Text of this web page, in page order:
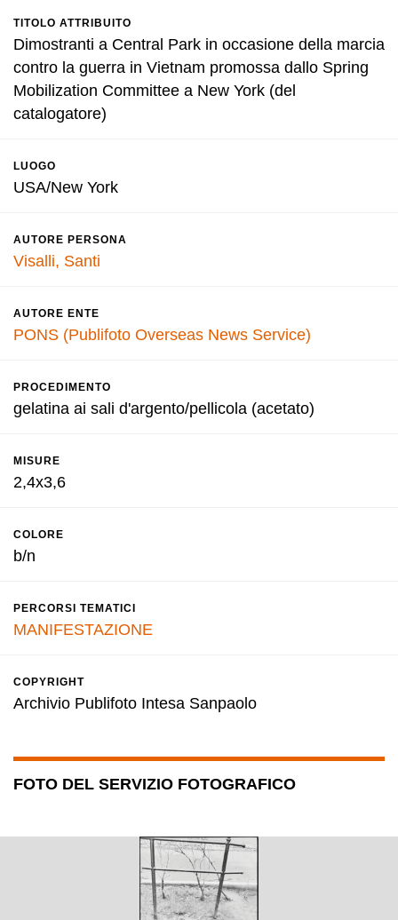
TITOLO ATTRIBUITO
Dimostranti a Central Park in occasione della marcia
contro la guerra in Vietnam promossa dallo Spring
Mobilization Committee a New York (del
catalogatore)
LUOGO
USA/New York
AUTORE PERSONA
Visalli, Santi
AUTORE ENTE
PONS (Publifoto Overseas News Service)
PROCEDIMENTO
gelatina ai sali d'argento/pellicola (acetato)
MISURE
2,4x3,6
COLORE
b/n
PERCORSI TEMATICI
MANIFESTAZIONE
COPYRIGHT
Archivio Publifoto Intesa Sanpaolo
FOTO DEL SERVIZIO FOTOGRAFICO